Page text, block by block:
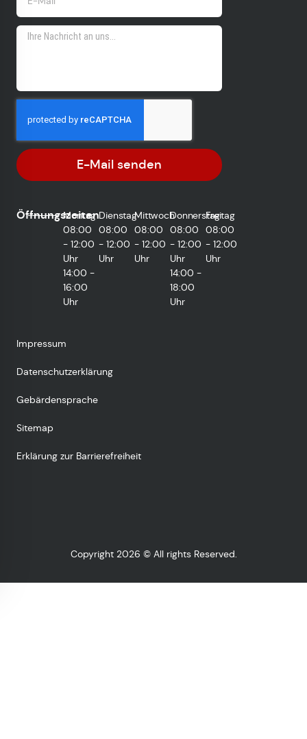
E-Mail senden
Öffnungszeiten
Montag
08:00
- 12:00
Uhr
14:00 -
16:00
Uhr
Dienstag
08:00
- 12:00
Uhr
Mittwoch
08:00
- 12:00
Uhr
Donnerstag
08:00
- 12:00
Uhr
14:00 -
18:00
Uhr
Freitag
08:00
- 12:00
Uhr
Impressum
Datenschutzerklärung
Gebärdensprache
Sitemap
Erklärung zur Barrierefreiheit
Copyright 2026 © All rights Reserved.